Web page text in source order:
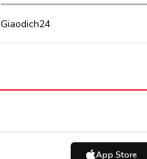
Giaodich24
App Store